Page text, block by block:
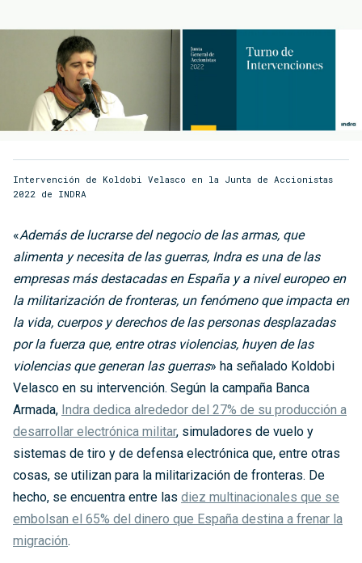
Intervención de Koldobi Velasco en la Junta de Accionistas
2022 de INDRA
«Además de lucrarse del negocio de las armas, que
alimenta y necesita de las guerras, Indra es una de las
empresas más destacadas en España y a nivel europeo en
la militarización de fronteras, un fenómeno que impacta en
la vida, cuerpos y derechos de las personas desplazadas
por la fuerza que, entre otras violencias, huyen de las
violencias que generan las guerras» ha señalado Koldobi
Velasco en su intervención. Según la campaña Banca
Armada, Indra dedica alrededor del 27% de su producción a
desarrollar electrónica militar, simuladores de vuelo y
sistemas de tiro y de defensa electrónica que, entre otras
cosas, se utilizan para la militarización de fronteras. De
hecho, se encuentra entre las diez multinacionales que se
embolsan el 65% del dinero que España destina a frenar la
migración.